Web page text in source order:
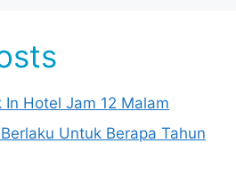
In Hotel Jam 12 Malam
Untuk Berapa Tahun